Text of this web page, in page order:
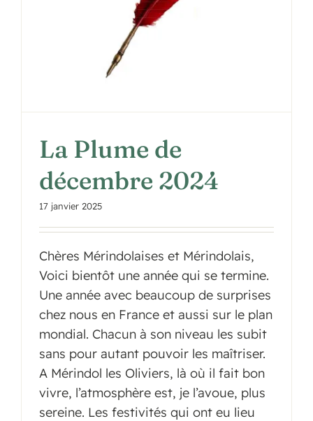
La Plume de
décembre 2024
17 janvier 2025
Chères Mérindolaises et Mérindolais,
Voici bientôt une année qui se termine.
Une année avec beaucoup de surprises
chez nous en France et aussi sur le plan
mondial. Chacun à son niveau les subit
sans pour autant pouvoir les maîtriser.
A Mérindol les Oliviers, là où il fait bon
vivre, l’atmosphère est, je l’avoue, plus
sereine. Les festivités qui ont eu lieu